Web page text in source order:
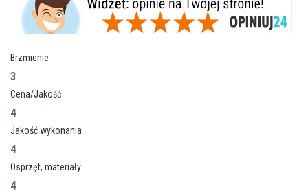
Brzmienie
3
Cena/Jakość
4
Jakość wykonania
4
Osprzęt, materiały
4